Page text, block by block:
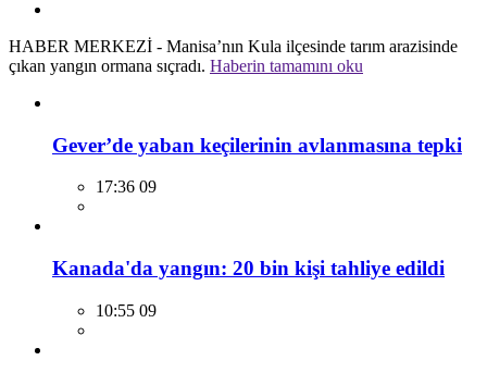
HABER MERKEZİ - Manisa’nın Kula ilçesinde tarım arazisinde
çıkan yangın ormana sıçradı. Haberin tamamını oku
Gever’de yaban keçilerinin avlanmasına tepki
17:36 09
Kanada'da yangın: 20 bin kişi tahliye edildi
10:55 09